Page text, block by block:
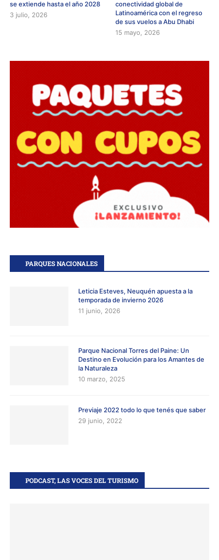
se extiende hasta el año 2028
3 julio, 2026
conectividad global de
Latinoamérica con el regreso
de sus vuelos a Abu Dhabi
15 mayo, 2026
PARQUES NACIONALES
Leticia Esteves, Neuquén apuesta a la
temporada de invierno 2026
11 junio, 2026
Parque Nacional Torres del Paine: Un
Destino en Evolución para los Amantes de
la Naturaleza
10 marzo, 2025
Previaje 2022 todo lo que tenés que saber
29 junio, 2022
PODCAST, LAS VOCES DEL TURISMO